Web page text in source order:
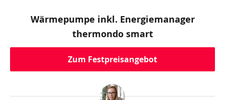
Wärmepumpe inkl. Energiemanager
thermondo smart
Zum Festpreisangebot